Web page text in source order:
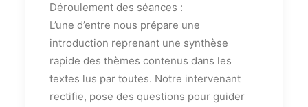
Déroulement des séances :
L’une d’entre nous prépare une
introduction reprenant une synthèse
rapide des thèmes contenus dans les
textes lus par toutes. Notre intervenant
rectifie, pose des questions pour guider